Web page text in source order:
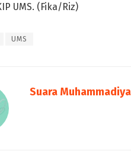
UMS. (Fika/Riz)
UMS
Suara